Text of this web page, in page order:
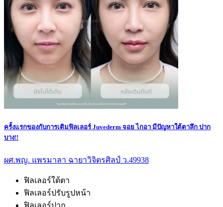
ครั้งแรกของกับการเติมฟิลเลอร์ Juvederm จอย ไกอา มีปัญหาใต้ตาลึก ปาก
บาง!!
ผศ.พญ. แพรมาลา ฉายาวิจิตรศิลป์ ว.49938
ฟิลเลอร์ใต้ตา
ฟิลเลอร์ปรับรูปหน้า